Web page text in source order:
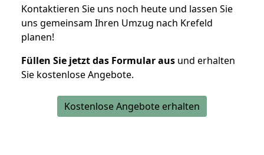
Kontaktieren Sie uns noch heute und lassen Sie
uns gemeinsam Ihren Umzug nach Krefeld
planen!
Füllen Sie jetzt das Formular aus und erhalten
Sie kostenlose Angebote.
Kostenlose Angebote erhalten